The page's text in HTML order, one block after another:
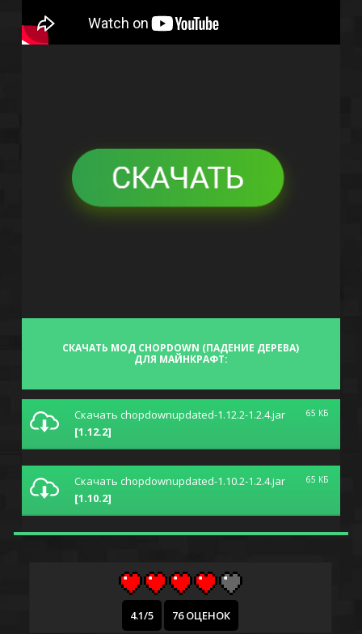
СКАЧАТЬ МОД CHOPDOWN (ПАДЕНИЕ ДЕРЕВА)
ДЛЯ МАЙНКРАФТ:
Скачать chopdownupdated-1.12.2-1.2.4.jar
[1.12.2]
65 КБ
Скачать chopdownupdated-1.10.2-1.2.4.jar
[1.10.2]
65 КБ
4.1/5 76 ОЦЕНОК